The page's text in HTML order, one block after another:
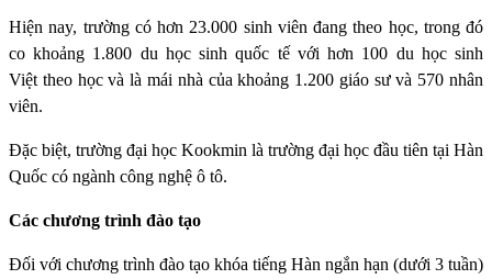
Hiện nay, trường có hơn 23.000 sinh viên đang theo học, trong đó
co khoảng 1.800 du học sinh quốc tế với hơn 100 du học sinh
Việt theo học và là mái nhà của khoảng 1.200 giáo sư và 570 nhân
viên.
Đặc biệt, trường đại học Kookmin là trường đại học đầu tiên tại Hàn
Quốc có ngành công nghệ ô tô.
Các chương trình đào tạo
Đối với chương trình đào tạo khóa tiếng Hàn ngắn hạn (dưới 3 tuần)